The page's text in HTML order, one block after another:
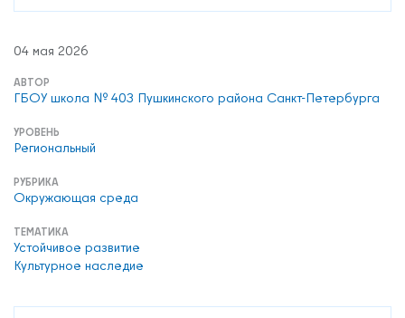
04 мая 2026
АВТОР
ГБОУ школа № 403 Пушкинского района Санкт-Петербурга
УРОВЕНЬ
Региональный
РУБРИКА
Окружающая среда
ТЕМАТИКА
Устойчивое развитие
Культурное наследие